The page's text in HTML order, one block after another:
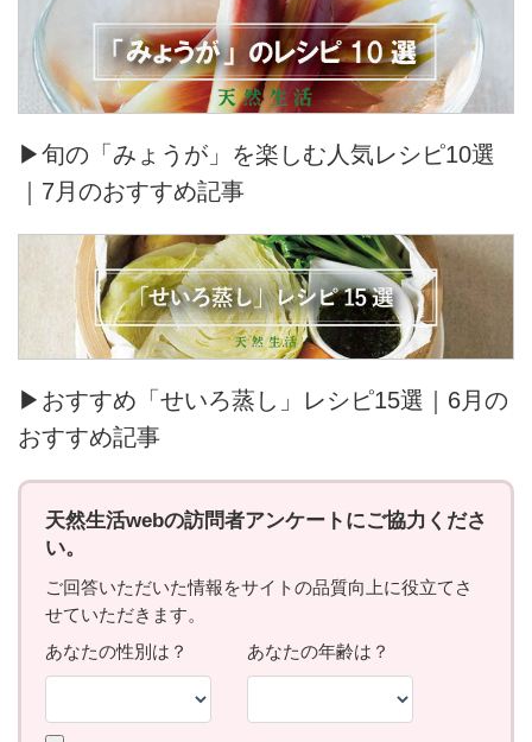
▶旬の「みょうが」を楽しむ人気レシピ10選
｜7月のおすすめ記事
▶おすすめ「せいろ蒸し」レシピ15選｜6月の
おすすめ記事